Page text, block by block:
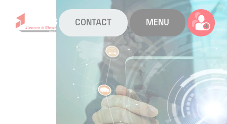
CONTACT MENU
Nos services